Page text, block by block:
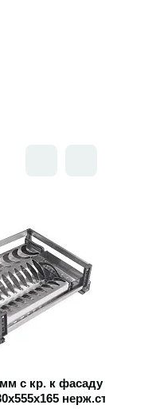
с кр. к фасаду для
нерж.сталь,